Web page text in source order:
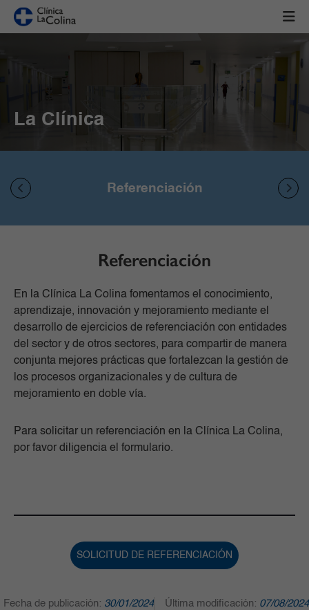
La Clínica
Referenciación
Referenciación
En la Clínica La Colina fomentamos el conocimiento,
aprendizaje, innovación y mejoramiento mediante el
desarrollo de ejercicios de referenciación con entidades
del sector y de otros sectores, para compartir de manera
conjunta mejores prácticas que fortalezcan la gestión de
los procesos organizacionales y de cultura de
mejoramiento en doble vía.
Para solicitar un referenciación en la Clínica La Colina,
por favor diligencia el formulario.
SOLICITUD DE REFERENCIACIÓN
Fecha de publicación: 30/01/2024 Última modificación: 07/08/2024